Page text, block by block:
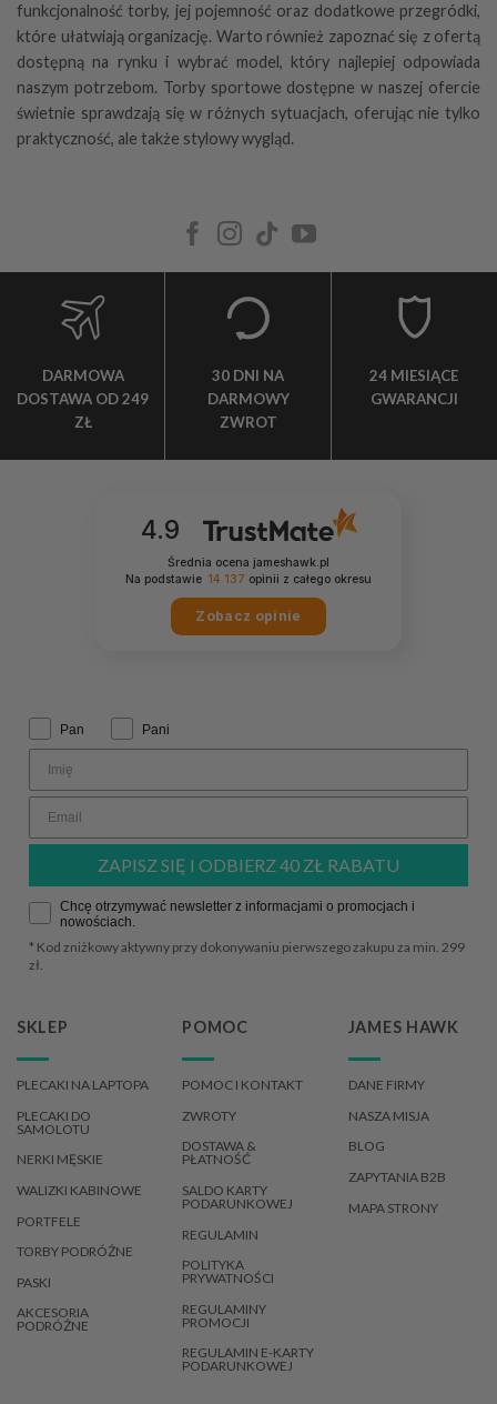
funkcjonalność torby, jej pojemność oraz dodatkowe przegródki,
które ułatwiają organizację. Warto również zapoznać się z ofertą
dostępną na rynku i wybrać model, który najlepiej odpowiada
naszym potrzebom. Torby sportowe dostępne w naszej ofercie
świetnie sprawdzają się w różnych sytuacjach, oferując nie tylko
praktyczność, ale także stylowy wygląd.
DARMOWA
DOSTAWA OD 249
ZŁ
30 DNI NA
DARMOWY
ZWROT
24 MIESIĄCE
GWARANCJI
Zwrot grzecznościowy:
Pan Pani
ZAPISZ SIĘ I ODBIERZ 40 ZŁ RABATU
ZgodaChcę otrzymywać newsletter z informacjami o promocjach i
nowościach.
* Kod zniżkowy aktywny przy dokonywaniu pierwszego zakupu za min. 299
zł.
SKLEP
PLECAKI NA LAPTOPA
PLECAKI DO
SAMOLOTU
NERKI MĘSKIE
WALIZKI KABINOWE
PORTFELE
TORBY PODRÓŻNE
PASKI
AKCESORIA
PODRÓŻNE
POMOC
POMOC I KONTAKT
ZWROTY
DOSTAWA &
PŁATNOŚĆ
SALDO KARTY
PODARUNKOWEJ
REGULAMIN
POLITYKA
PRYWATNOŚCI
REGULAMINY
PROMOCJI
REGULAMIN E-KARTY
PODARUNKOWEJ
JAMES HAWK
DANE FIRMY
NASZA MISJA
BLOG
ZAPYTANIA B2B
MAPA STRONY
4.9
Średnia ocena jameshawk.pl
Na podstawie 14 137 opinii z całego okresu
Zobacz opinie